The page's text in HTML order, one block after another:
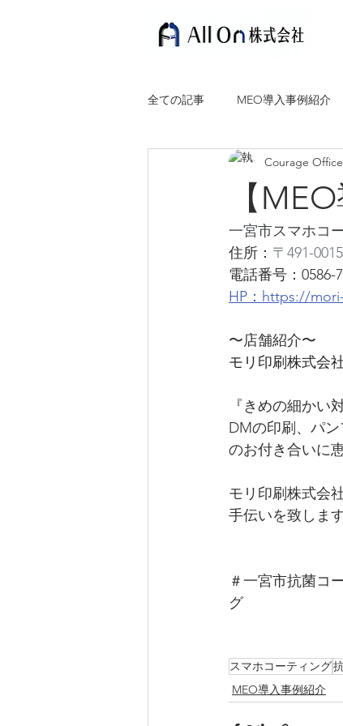
全ての記事 MEO導入事例紹介
【
Courage Office
一宮市スマホコ
住所： 〒491-
電話番号：0586-
HP：https://
〜店舗紹介〜
モリ印刷株式会
『きめの細かい
DMの印刷、パ
のお付き合いに
モリ印刷株式会
手伝いを致します
＃一宮市抗菌コ
グ
スマホコーティング
MEO導入事例紹介